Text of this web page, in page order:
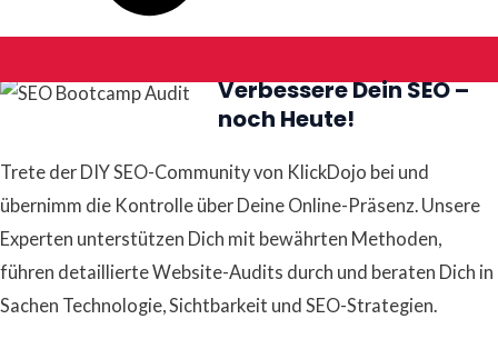
Verbessere Dein SEO –
noch Heute!
Trete der DIY SEO-Community von KlickDojo bei und
übernimm die Kontrolle über Deine Online-Präsenz. Unsere
Experten unterstützen Dich mit bewährten Methoden,
führen detaillierte Website-Audits durch und beraten Dich in
Sachen Technologie, Sichtbarkeit und SEO-Strategien.